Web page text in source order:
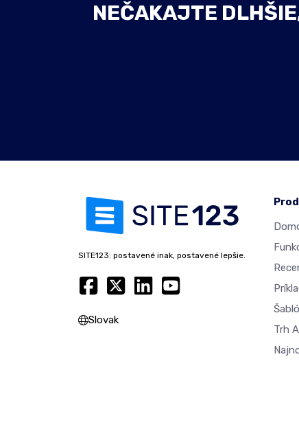
NEČAKAJTE
SITE123: postavené inak, postavené lepšie.
Slovak
Trh